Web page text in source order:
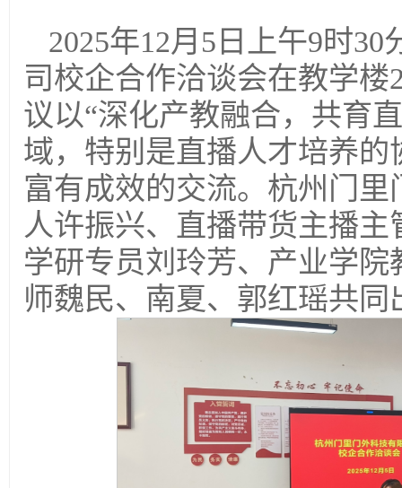
2025年12月5日上午9时
司校企合作洽谈会在教学
议以“深化产教融合，共育
域，特别是直播人才培养
富有成效的交流。杭州门
人许振兴、直播带货主播
学研专员刘玲芳、产业学
师魏民、南夏、郭红瑶共